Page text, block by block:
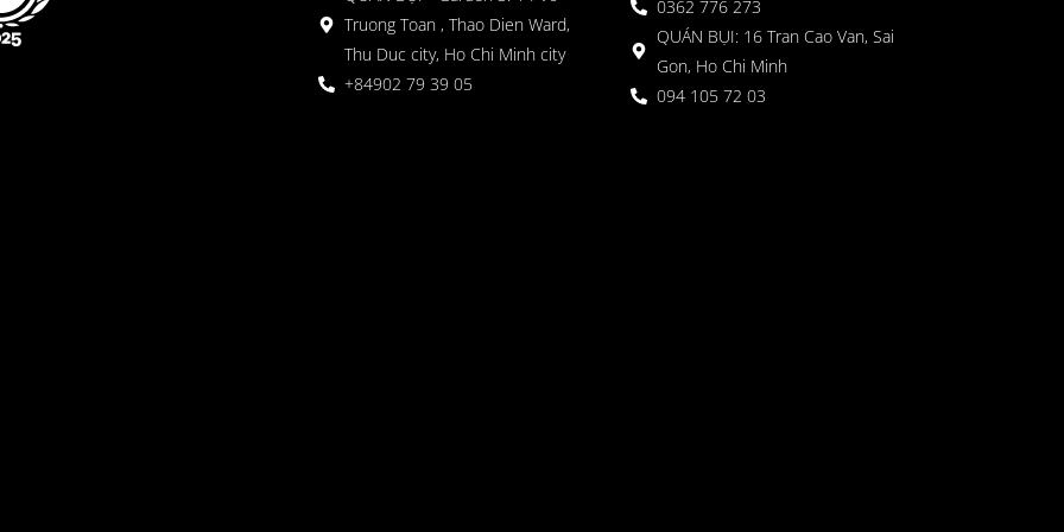
Truong Toan , Thao Dien Ward,
Thu Duc city, Ho Chi Minh city
+84902 79 39 05
0362 776 273
QUÁN BỤI: 16 Tran Cao Van, Sai
Gon, Ho Chi Minh
094 105 72 03